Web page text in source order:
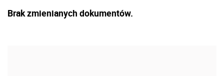
Brak zmienianych dokumentów.